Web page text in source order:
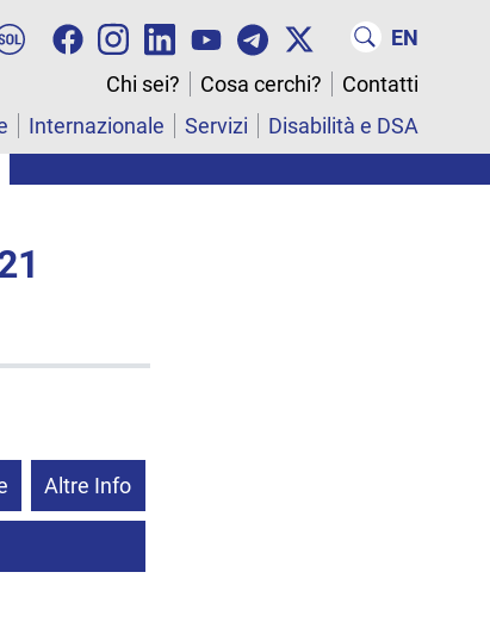
EN
Chi sei?
Cosa cerchi?
Contatti
Internazionale Servizi Disabilità e DSA
Altre Info